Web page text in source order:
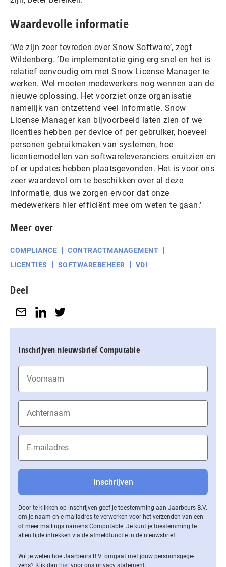
Waardevolle informatie
‘We zijn zeer tevreden over Snow Software’, zegt
Wildenberg. ‘De implementatie ging erg snel en het is
relatief eenvoudig om met Snow License Manager te
werken. Wel moeten medewerkers nog wennen aan de
nieuwe oplossing. Het voorziet onze organisatie
namelijk van ontzettend veel informatie. Snow
License Manager kan bijvoorbeeld laten zien of we
licenties hebben per device of per gebruiker, hoeveel
personen gebruikmaken van systemen, hoe
licentiemodellen van softwareleveranciers eruitzien en
of er updates hebben plaatsgevonden. Het is voor ons
zeer waardevol om te beschikken over al deze
informatie, dus we zorgen ervoor dat onze
medewerkers hier efficiënt mee om weten te gaan.’
Meer over
COMPLIANCE
CONTRACTMANAGEMENT
LICENTIES
SOFTWAREBEHEER VDI
Deel
Inschrijven nieuwsbrief Computable
Door te klikken op inschrijven geef je toestemming aan Jaarbeurs B.V.
om je naam en e-mailadres te verwerken voor het verzenden van een
of meer mailings namens Computable. Je kunt je toestemming te
allen tijde intrekken via de af­meld­func­tie in de nieuwsbrief.
Wil je weten hoe Jaarbeurs B.V. omgaat met jouw per­soons­ge­ge­